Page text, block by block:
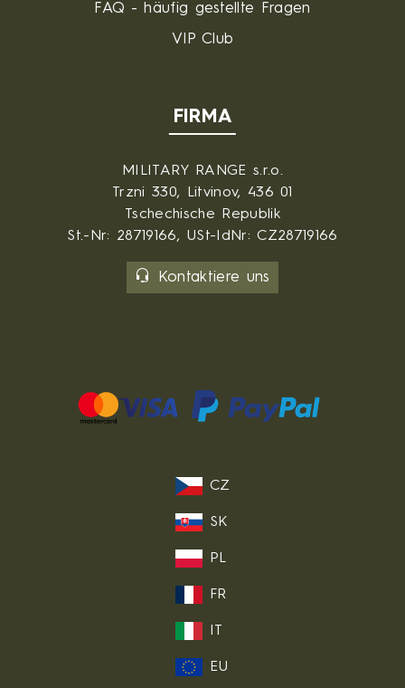
FAQ - häufig gestellte Fragen
VIP Club
FIRMA
MILITARY RANGE s.r.o.
Trzni 330, Litvinov, 436 01
Tschechische Republik
St.-Nr: 28719166, USt-IdNr: CZ28719166
Kontaktiere uns
CZ
SK
PL
FR
IT
EU